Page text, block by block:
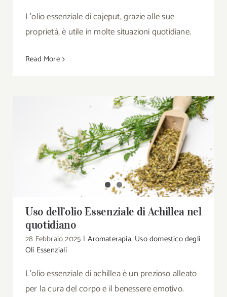
L'olio essenziale di cajeput, grazie alle sue
proprietà, è utile in molte situazioni quotidiane.
Read More
Uso dell’olio Essenziale di Achillea nel
quotidiano
Uso dell’olio Essenziale di Achillea nel
quotidiano
28 Febbraio 2025 | Aromaterapia, Uso domestico degli
Oli Essenziali
L'olio essenziale di achillea è un prezioso alleato
per la cura del corpo e il benessere emotivo.